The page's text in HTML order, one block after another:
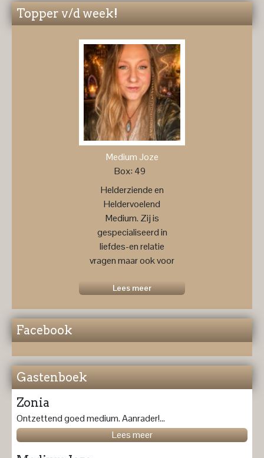
Topper v/d week!
Medium Joze
Box: 49
Helderziende en
Heldervoelend
Medium. Zij is
gespecialiseerd in
liefdes-en relatie
vragen maar ook voor
toekomstprognose ....
Lees meer
Facebook
Gastenboek
Zonia
Ontzettend goed medium. Aanrader!...
Lees meer